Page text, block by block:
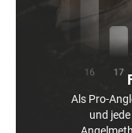
Als Pro-
und